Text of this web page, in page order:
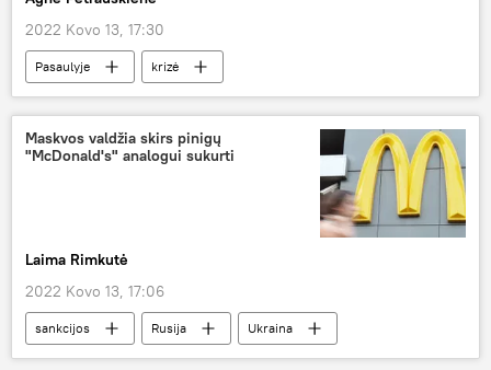
2022 Kovo 13, 17:30
Pasaulyje krizė
Maskvos valdžia skirs pinigų
"McDonald's" analogui sukurti
Laima Rimkutė
2022 Kovo 13, 17:06
sankcijos Rusija Ukraina